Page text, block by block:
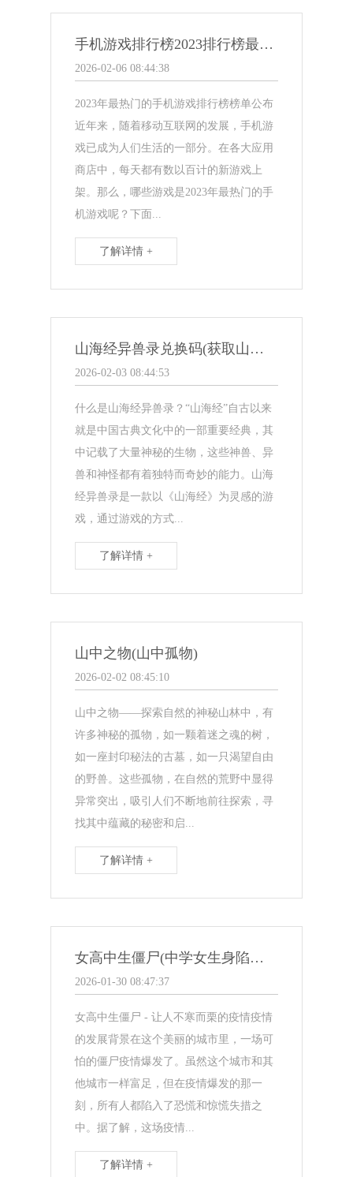
手机游戏排行榜2023排行榜最新(2023年手机游戏排行榜出炉！)
2026-02-06 08:44:38
2023年最热门的手机游戏排行榜榜单公布
近年来，随着移动互联网的发展，手机游
戏已成为人们生活的一部分。在各大应用
商店中，每天都有数以百计的新游戏上
架。那么，哪些游戏是2023年最热门的手
机游戏呢？下面...
了解详情 +
山海经异兽录兑换码(获取山海经异兽录独家礼包，畅玩游戏福利享不停)
2026-02-03 08:44:53
什么是山海经异兽录？“山海经”自古以来
就是中国古典文化中的一部重要经典，其
中记载了大量神秘的生物，这些神兽、异
兽和神怪都有着独特而奇妙的能力。山海
经异兽录是一款以《山海经》为灵感的游
戏，通过游戏的方式...
了解详情 +
山中之物(山中孤物)
2026-02-02 08:45:10
山中之物——探索自然的神秘山林中，有
许多神秘的孤物，如一颗着迷之魂的树，
如一座封印秘法的古墓，如一只渴望自由
的野兽。这些孤物，在自然的荒野中显得
异常突出，吸引人们不断地前往探索，寻
找其中蕴藏的秘密和启...
了解详情 +
女高中生僵尸(中学女生身陷僵尸疫情)
2026-01-30 08:47:37
女高中生僵尸 - 让人不寒而栗的疫情疫情
的发展背景在这个美丽的城市里，一场可
怕的僵尸疫情爆发了。虽然这个城市和其
他城市一样富足，但在疫情爆发的那一
刻，所有人都陷入了恐慌和惊慌失措之
中。据了解，这场疫情...
了解详情 +